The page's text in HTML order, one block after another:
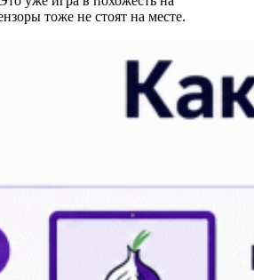
тоже не стоят на месте.